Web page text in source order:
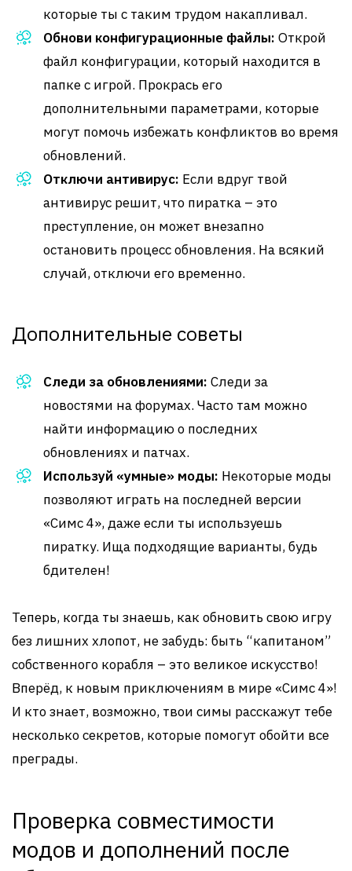
которые ты с таким трудом накапливал.
Обнови конфигурационные файлы: Открой
файл конфигурации, который находится в
папке с игрой. Прокрась его
дополнительными параметрами, которые
могут помочь избежать конфликтов во время
обновлений.
Отключи антивирус: Если вдруг твой
антивирус решит, что пиратка – это
преступление, он может внезапно
остановить процесс обновления. На всякий
случай, отключи его временно.
Дополнительные советы
Следи за обновлениями: Следи за
новостями на форумах. Часто там можно
найти информацию о последних
обновлениях и патчах.
Используй «умные» моды: Некоторые моды
позволяют играть на последней версии
«Симс 4», даже если ты используешь
пиратку. Ища подходящие варианты, будь
бдителен!
Теперь, когда ты знаешь, как обновить свою игру
без лишних хлопот, не забудь: быть “капитаном”
собственного корабля – это великое искусство!
Вперёд, к новым приключениям в мире «Симс 4»!
И кто знает, возможно, твои симы расскажут тебе
несколько секретов, которые помогут обойти все
преграды.
Проверка совместимости
модов и дополнений после